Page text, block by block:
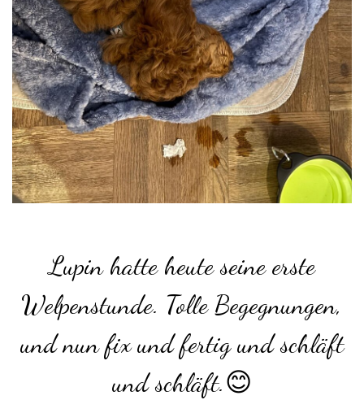
Lupin hatte heute seine erste
Welpenstunde. Tolle Begegnungen,
und nun fix und fertig und schläft
und schläft.😊